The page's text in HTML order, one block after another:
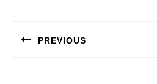
записям
PREVIOUS